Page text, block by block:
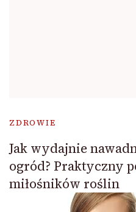
ZDROWIE
Jak wydajnie
ogród? Praktyczny
miłośników roślin